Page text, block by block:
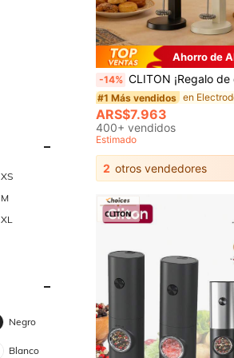
XS
M
XL
Negro
Blanco
Ahorro de
-14% CLITON ¡Regalo de ensueño! Espumador de leche a batería - Regalo perfecto para café, latte, chocolate caliente. 3 estilos (Sencillo/Clásico/Acero inoxidable) & 6 colores. ¡El regalo definitivo
#1 Más vendidos
(1000+)
#1 Más vendidos
(1000+)
#1 Más vendidos
(1000+)
#1 Más vendidos
(1000+)
ARS$7.963
400+ vendidos
Estimado
2 otros vendedores